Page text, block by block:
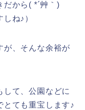
だから( *´艸｀)
ね♪）
が、そんな余裕が
て、公園などに
とても重宝します♪